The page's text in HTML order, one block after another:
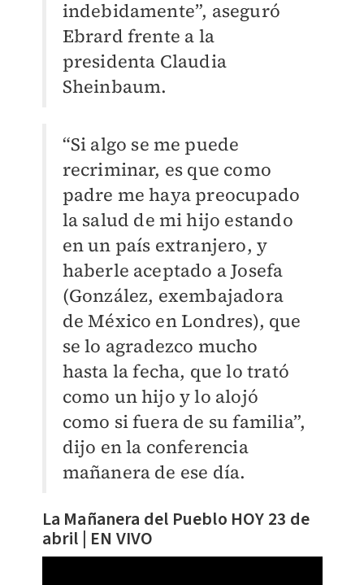
indebidamente”, aseguró
Ebrard frente a la
presidenta Claudia
Sheinbaum.
“Si algo se me puede
recriminar, es que como
padre me haya preocupado
la salud de mi hijo estando
en un país extranjero, y
haberle aceptado a Josefa
(González, exembajadora
de México en Londres), que
se lo agradezco mucho
hasta la fecha, que lo trató
como un hijo y lo alojó
como si fuera de su familia”,
dijo en la conferencia
mañanera de ese día.
La Mañanera del Pueblo HOY 23 de
abril | EN VIVO